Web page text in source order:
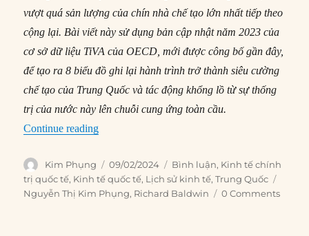
vượt quá sản lượng của chín nhà chế tạo lớn nhất tiếp theo
cộng lại. Bài viết này sử dụng bản cập nhật năm 2023 của
cơ sở dữ liệu TiVA của OECD, mới được công bố gần đây,
để tạo ra 8 biểu đồ ghi lại hành trình trở thành siêu cường
chế tạo của Trung Quốc và tác động khổng lồ từ sự thống
trị của nước này lên chuỗi cung ứng toàn cầu.
Continue reading“Hành trình Trung Quốc trở thành siêu cường
Author
Kim Phụng
Posted
on
09/02/2024 Categories
Bình luận, Kinh tế chính
trị quốc tế, Kinh tế quốc tế, Lịch sử kinh tế,Trung Quốc
Nguyễn Thị Kim Phụng, Richard Baldwin 0 Comments